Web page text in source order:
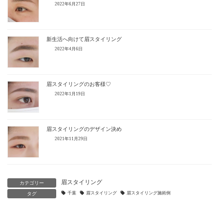
2022年6月27日
新生活へ向けて眉スタイリング
2022年4月6日
眉スタイリングのお客様♡
2022年1月19日
眉スタイリングのデザイン決め
2021年11月29日
カテゴリー 眉スタイリング
タグ 千葉 眉スタイリング 眉スタイリング施術例